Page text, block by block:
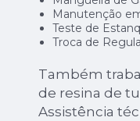
Manutenção
Teste de
Troca de
Também
de resina de
Assistência